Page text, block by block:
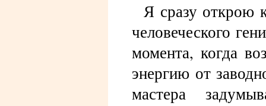
Я сразу открою
человеческого
момента, когда
энергию от
мастера